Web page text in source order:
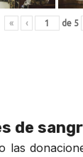
« ‹ de 5
de
las